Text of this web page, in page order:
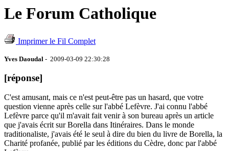
Le Forum Catholique
Imprimer le Fil Complet
Yves Daoudal - 2009-03-09 22:30:28
[réponse]
C'est amusant, mais ce n'est peut-être pas un hasard, que votre
question vienne après celle sur l'abbé Lefèvre. J'ai connu l'abbé
Lefèvre parce qu'il m'avait fait venir à son bureau après un article
que j'avais écrit sur Borella dans Itinéraires. Dans le monde
traditionaliste, j'avais été le seul à dire du bien du livre de Borella, la
Charité profanée, publié par les éditions du Cèdre, donc par l'abbé